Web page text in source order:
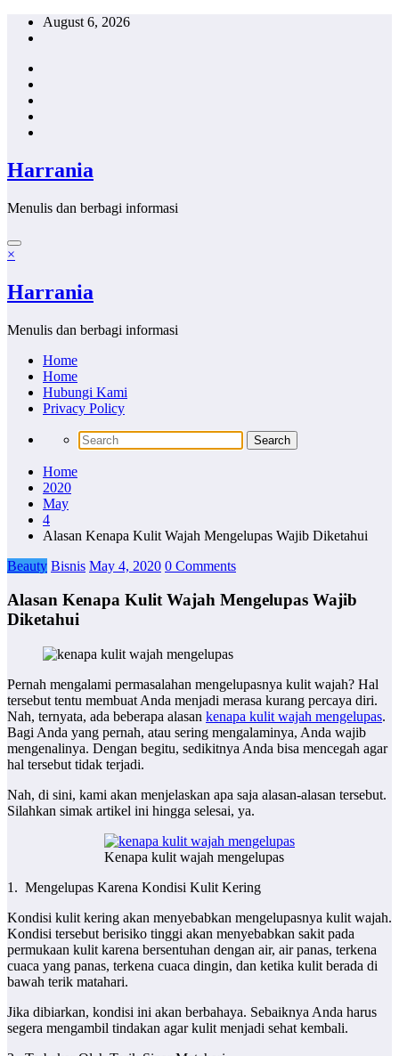
Skip
August 6, 2026
Harrania
Menulis dan berbagi informasi
×
Harrania
Menulis dan berbagi informasi
Home
Home
Hubungi Kami
Privacy Policy
Home
2020
May
4
Alasan Kenapa Kulit Wajah Mengelupas Wajib Diketahui
Beauty Bisnis May 4, 2020 0 Comments
Alasan Kenapa Kulit Wajah Mengelupas Wajib
Diketahui
Pernah mengalami permasalahan mengelupasnya kulit wajah? Hal
tersebut tentu membuat Anda menjadi merasa kurang percaya diri.
Nah, ternyata, ada beberapa alasan kenapa kulit wajah mengelupas.
Bagi Anda yang pernah, atau sering mengalaminya, Anda wajib
mengenalinya. Dengan begitu, sedikitnya Anda bisa mencegah agar
hal tersebut tidak terjadi.
Nah, di sini, kami akan menjelaskan apa saja alasan-alasan tersebut.
Silahkan simak artikel ini hingga selesai, ya.
Kenapa kulit wajah mengelupas
1. Mengelupas Karena Kondisi Kulit Kering
Kondisi kulit kering akan menyebabkan mengelupasnya kulit wajah.
Kondisi tersebut berisiko tinggi akan menyebabkan sakit pada
permukaan kulit karena bersentuhan dengan air, air panas, terkena
cuaca yang panas, terkena cuaca dingin, dan ketika kulit berada di
bawah terik matahari.
Jika dibiarkan, kondisi ini akan berbahaya. Sebaiknya Anda harus
segera mengambil tindakan agar kulit menjadi sehat kembali.